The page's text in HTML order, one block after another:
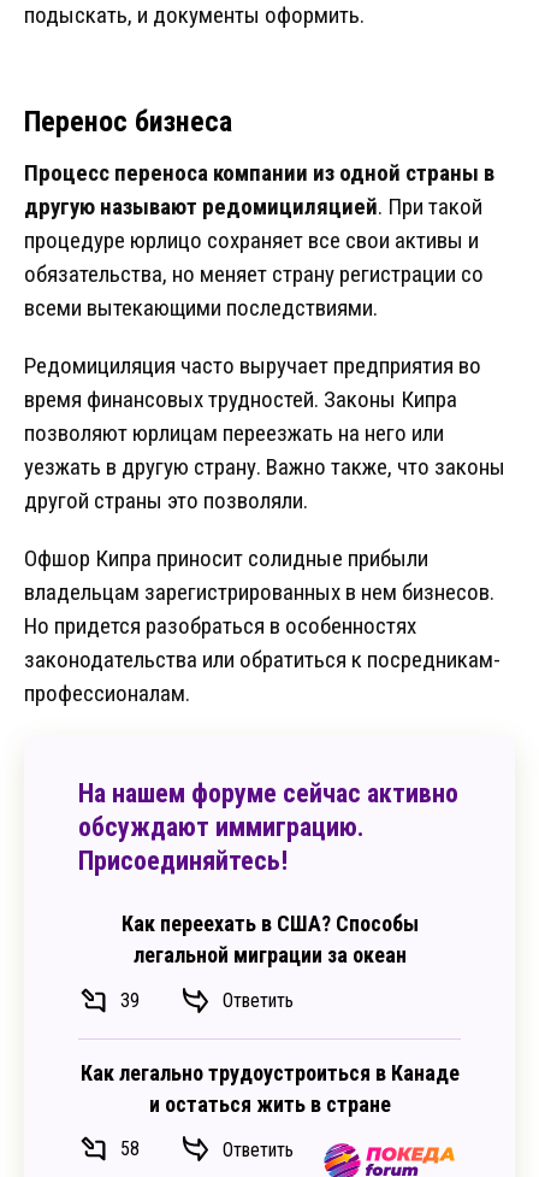
подыскать, и документы оформить.
Перенос бизнеса
Процесс переноса компании из одной страны в
другую называют редомициляцией. При такой
процедуре юрлицо сохраняет все свои активы и
обязательства, но меняет страну регистрации со
всеми вытекающими последствиями.
Редомициляция часто выручает предприятия во
время финансовых трудностей. Законы Кипра
позволяют юрлицам переезжать на него или
уезжать в другую страну. Важно также, что законы
другой страны это позволяли.
Офшор Кипра приносит солидные прибыли
владельцам зарегистрированных в нем бизнесов.
Но придется разобраться в особенностях
законодательства или обратиться к посредникам-
профессионалам.
На нашем форуме сейчас активно
обсуждают иммиграцию.
Присоединяйтесь!
Как переехать в США? Способы
легальной миграции за океан
39 Ответить
Как легально трудоустроиться в Канаде
и остаться жить в стране
58 Ответить